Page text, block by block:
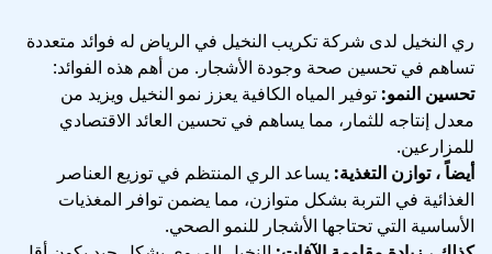
ري النخيل لدى شركة تكريب النخيل في الرياض له فوائد متعددة
تساهم في تحسين صحة وجودة الأشجار. من أهم هذه الفوائد:
تحسين النمو: توفير المياه الكافية يعزز نمو النخيل ويزيد من
معدل إنتاجه للثمار، مما يساهم في تحسين العائد الاقتصادي
للمزارعين.
أيضاً ، توازن التغذية: يساعد الري المنتظم في توزيع العناصر
الغذائية في التربة بشكل متوازن، مما يضمن توافر المغذيات
الأساسية التي تحتاجها الأشجار للنمو الصحي.